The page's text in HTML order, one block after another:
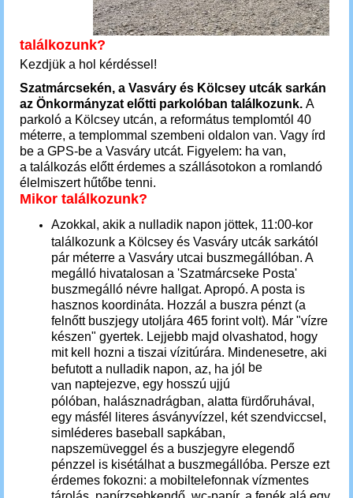
találkozunk?
Kezdjük a hol kérdéssel!
Szatmárcsekén, a Vasváry és Kölcsey utcák sarkán
az Önkormányzat előtti parkolóban találkozunk. A
parkoló a Kölcsey utcán, a református templomtól 40
méterre, a templommal szembeni oldalon van. Vagy írd
be a GPS-be a Vasváry utcát. Figyelem: ha van,
a találkozás előtt érdemes a szállásotokon a romlandó
élelmiszert hűtőbe tenni.
Mikor találkozunk?
Azokkal, akik a nulladik napon jöttek, 11:00-kor
találkozunk a Kölcsey és Vasváry utcák sarkától
pár méterre a Vasváry utcai buszmegállóban. A
megálló hivatalosan a 'Szatmárcseke Posta'
buszmegálló névre hallgat. Apropó. A posta is
hasznos koordináta. Hozzál a buszra pénzt (a
felnőtt buszjegy utoljára 465 forint volt). Már "vízre
készen" gyertek. Lejjebb majd olvashatod, hogy
mit kell hozni a tiszai vízitúrára. Mindenesetre, aki
befutott a nulladik napon, az, ha jól
be
van naptejezve, egy hosszú ujjú
pólóban, halásznadrágban, alatta fürdőruhával,
egy másfél literes ásványvízzel, két szendviccsel,
simléderes baseball sapkában,
napszemüveggel és a buszjegyre elegendő
pénzzel is kisétálhat a buszmegállóba. Persze ezt
érdemes fokozni: a mobiltelefonnak vízmentes
tárolás, papírzsebkendő, wc-papír, a fenék alá egy